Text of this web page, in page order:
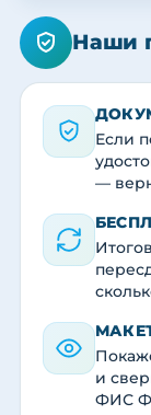
Наши
Если
—
и
ФИС